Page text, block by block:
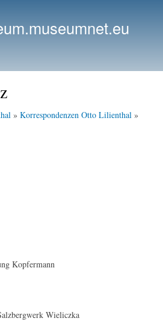
» Korrespondenzen Otto Lilienthal »
Kopfermann
Wieliczka